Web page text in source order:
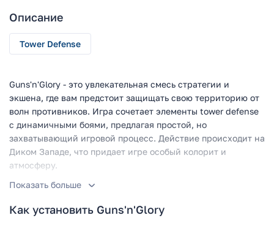
Описание
Tower Defense
Guns'n'Glory - это увлекательная смесь стратегии и
экшена, где вам предстоит защищать свою территорию от
волн противников. Игра сочетает элементы tower defense
с динамичными боями, предлагая простой, но
захватывающий игровой процесс. Действие происходит на
Диком Западе, что придает игре особый колорит и
атмосферу.
Игровой процесс
В Guns'n'Glory вам нужно:
Показать больше
Как установить Guns'n'Glory